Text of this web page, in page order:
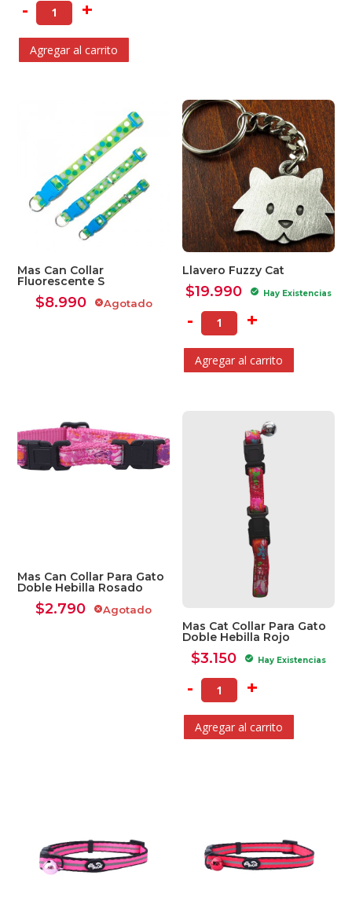
Seguir Comprando
era:
$7.000.$5.600.
- +
Agregar al carrito
Mas Can Collar
Fluorescente S
$8.990 cancelAgotado
Llavero Fuzzy Cat
$19.990 check_circle Hay Existencias
- +
Agregar al carrito
Mas Can Collar Para Gato
Doble Hebilla Rosado
$2.790 cancelAgotado
Mas Cat Collar Para Gato
Doble Hebilla Rojo
$3.150 check_circle Hay Existencias
- +
Agregar al carrito